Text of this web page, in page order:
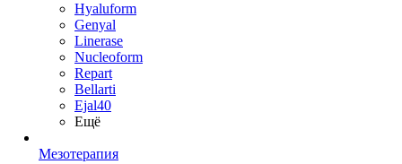
Hyaluform
Genyal
Linerase
Nucleoform
Repart
Bellarti
Ejal40
Ещё
Мезотерапия